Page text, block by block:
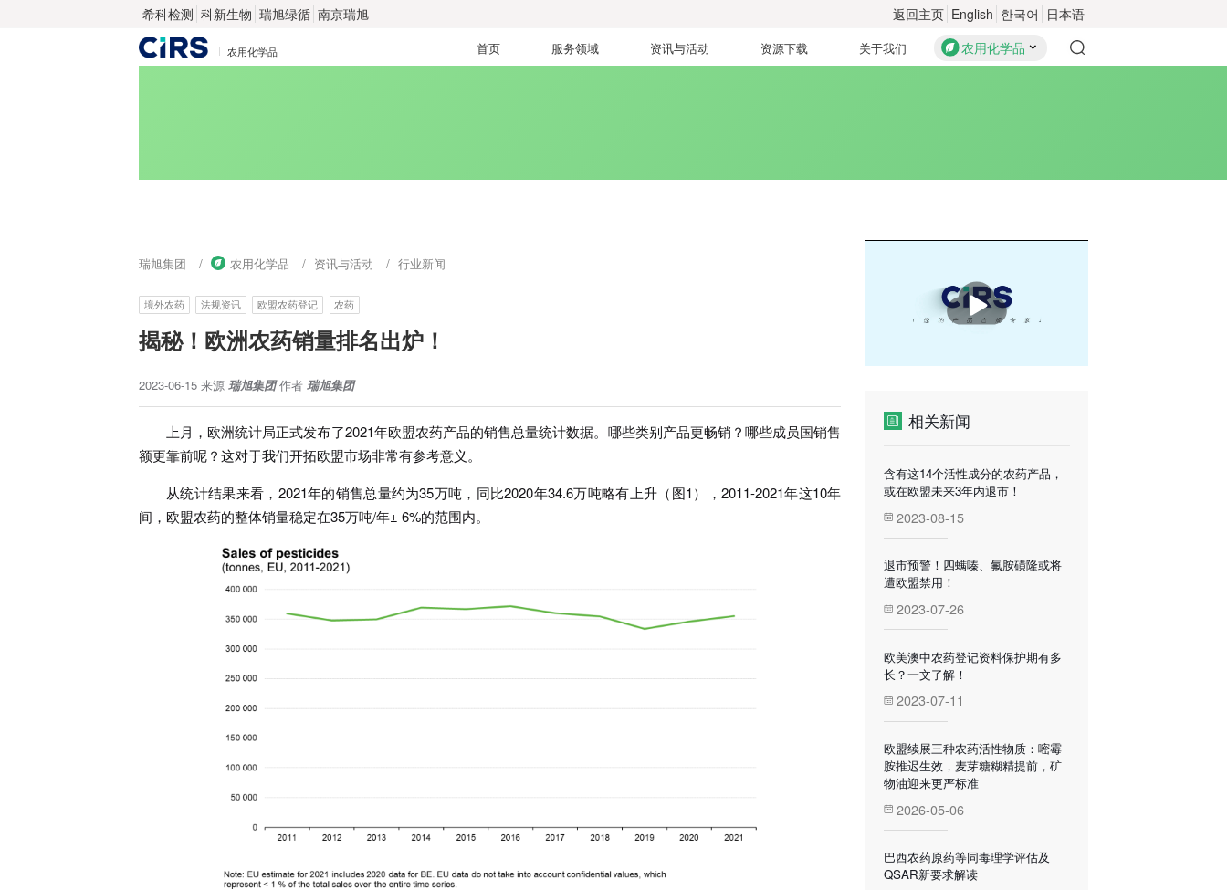
希科检测 科新生物 瑞旭绿循 南京瑞旭 返回主页 English 한국어 日本语
农用化学品 首页 服务领域 资讯与活动 资源下载 关于我们 农用化学品
瑞旭集团 农用化学品 资讯与活动 行业新闻
境外农药 法规资讯 欧盟农药登记 农药
揭秘！欧洲农药销量排名出炉！
2023-06-15 来源 瑞旭集团 作者 瑞旭集团
上月，欧洲统计局正式发布了2021年欧盟农药产品的销售总量统计数据。哪些类别产品更畅销？哪些成员国销售
额更靠前呢？这对于我们开拓欧盟市场非常有参考意义。
从统计结果来看，2021年的销售总量约为35万吨，同比2020年34.6万吨略有上升（图1），2011-2021年这10年
间，欧盟农药的整体销量稳定在35万吨/年± 6%的范围内。
播
放
相关新闻
含有这14个活性成分的农药产品，
或在欧盟未来3年内退市！
2023-08-15
退市预警！四螨嗪、氟胺磺隆或将
遭欧盟禁用！
2023-07-26
欧美澳中农药登记资料保护期有多
长？一文了解！
2023-07-11
欧盟续展三种农药活性物质：嘧霉
胺推迟生效，麦芽糖糊精提前，矿
物油迎来更严标准
2026-05-06
巴西农药原药等同毒理学评估及
QSAR新要求解读